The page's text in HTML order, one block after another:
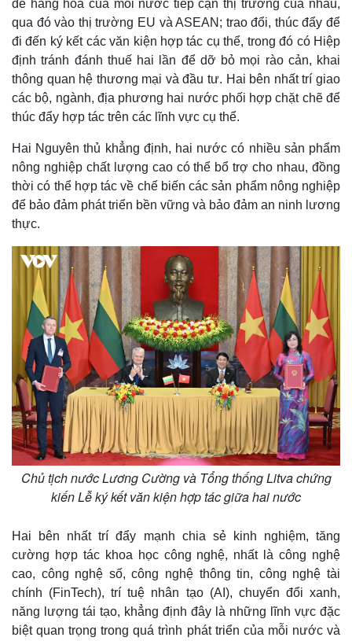
Pháp luật
Vụ án
Tin nóng
Tư vấn luật
Quân sự - Quốc phòng
Vũ khí
Việt Nam
Phân tích
để hàng hóa của mỗi nước tiếp cận thị trường của nhau,
qua đó vào thị trường EU và ASEAN; trao đổi, thúc đẩy để
đi đến ký kết các văn kiện hợp tác cụ thể, trong đó có Hiệp
định tránh đánh thuế hai lần để dỡ bỏ mọi rào cản, khai
thông quan hệ thương mại và đầu tư. Hai bên nhất trí giao
các bộ, ngành, địa phương hai nước phối hợp chặt chẽ để
thúc đẩy hợp tác trên các lĩnh vực cụ thể.
Hai Nguyên thủ khẳng định, hai nước có nhiều sản phẩm
nông nghiệp chất lượng cao có thể bổ trợ cho nhau, đồng
thời có thể hợp tác về chế biến các sản phẩm nông nghiệp
để bảo đảm phát triển bền vững và bảo đảm an ninh lương
thực.
Chủ tịch nước Lương Cường và Tổng thống Litva chứng
kiến Lễ ký kết văn kiện hợp tác giữa hai nước
Hai bên nhất trí đẩy mạnh chia sẻ kinh nghiệm, tăng
cường hợp tác khoa học công nghệ, nhất là công nghệ
cao, công nghệ số, công nghệ thông tin, công nghệ tài
chính (FinTech), trí tuệ nhân tạo (AI), chuyển đổi xanh,
năng lượng tái tạo, khẳng định đây là những lĩnh vực đặc
biệt quan trọng trong quá trình phát triển của mỗi nước và